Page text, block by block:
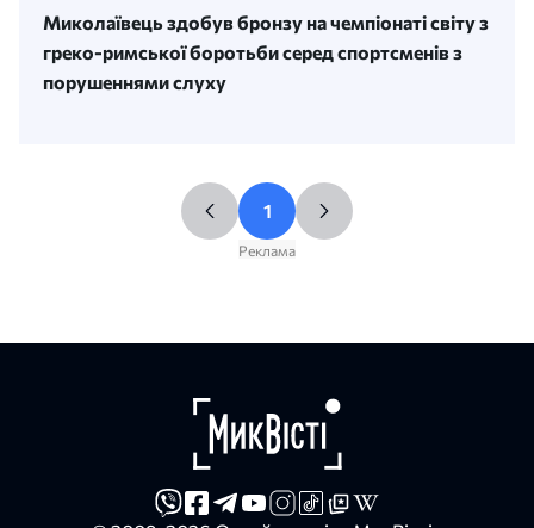
Миколаївець здобув бронзу на чемпіонаті світу з
греко-римської боротьби серед спортсменів з
порушеннями слуху
1
Реклама